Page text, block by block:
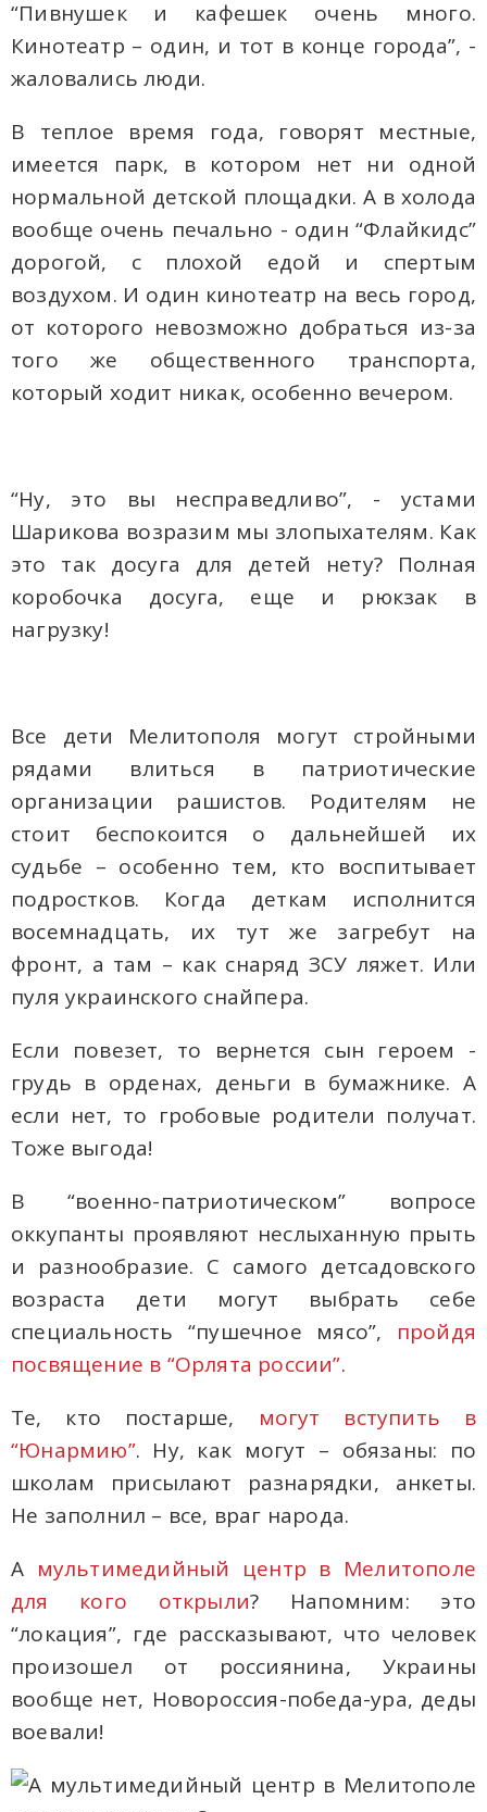
“Пивнушек и кафешек очень много.
Кинотеатр – один, и тот в конце города”, -
жаловались люди.
В теплое время года, говорят местные,
имеется парк, в котором нет ни одной
нормальной детской площадки. А в холода
вообще очень печально - один “Флайкидс”
дорогой, с плохой едой и спертым
воздухом. И один кинотеатр на весь город,
от которого невозможно добраться из-за
того же общественного транспорта,
который ходит никак, особенно вечером.
“Ну, это вы несправедливо”, - устами
Шарикова возразим мы злопыхателям. Как
это так досуга для детей нету? Полная
коробочка досуга, еще и рюкзак в
нагрузку!
Все дети Мелитополя могут стройными
рядами влиться в патриотические
организации рашистов. Родителям не
стоит беспокоится о дальнейшей их
судьбе – особенно тем, кто воспитывает
подростков. Когда деткам исполнится
восемнадцать, их тут же загребут на
фронт, а там – как снаряд ЗСУ ляжет. Или
пуля украинского снайпера.
Если повезет, то вернется сын героем -
грудь в орденах, деньги в бумажнике. А
если нет, то гробовые родители получат.
Тоже выгода!
В “военно-патриотическом” вопросе
оккупанты проявляют неслыханную прыть
и разнообразие. С самого детсадовского
возраста дети могут выбрать себе
специальность “пушечное мясо”, пройдя
посвящение в “Орлята россии”.
Те, кто постарше, могут вступить в
“Юнармию”. Ну, как могут – обязаны: по
школам присылают разнарядки, анкеты.
Не заполнил – все, враг народа.
А мультимедийный центр в Мелитополе
для кого открыли? Напомним: это
“локация”, где рассказывают, что человек
произошел от россиянина, Украины
вообще нет, Новороссия-победа-ура, деды
воевали!